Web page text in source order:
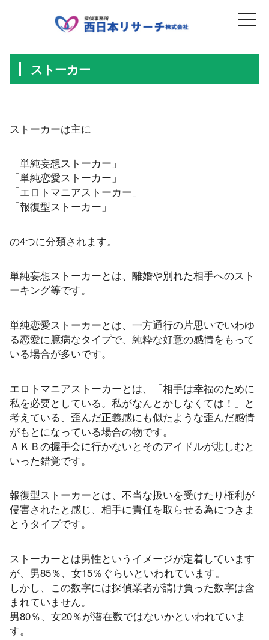
ストーカー
ストーカーは主に
「単純妄想ストーカー」
「単純恋愛ストーカー」
「エロトマニアストーカー」
「報復型ストーカー」
の4つに分類されます。
単純妄想ストーカーとは、離婚や別れた相手へのスト
ーキング等です。
単純恋愛ストーカーとは、一方通行の片思いでいわゆ
る恋愛に臆病なタイプで、純粋な好意の感情をもって
いる場合が多いです。
エロトマニアストーカーとは、「相手は幸福のために
私を必要としている。私がなんとかしなくては！」と
考えている、歪んだ正義感にも似たような歪んだ感情
がもとになっている場合の物です。
ＡＫＢの握手会に行かないとそのアイドルが悲しむと
いった錯覚です。
報復型ストーカーとは、不当な扱いを受けたり権利が
侵害されたと感じ、相手に責任を取らせる為につきま
とうタイプです。
ストーカーとは男性というイメージが定着しています
が、男85％、女15％ぐらいといわれています。
しかし、この数字には探偵業者が請け負った数字は含
まれていません。
男80％、女20％が潜在数ではないかといわれていま
す。